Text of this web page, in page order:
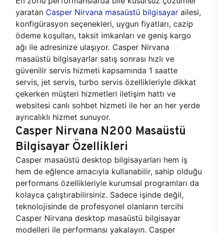
yaratan Casper Nirvana masaüstü bilgisayar ailesi,
konfigürasyon seçenekleri, uygun fiyatları, cazip
ödeme koşulları, taksit imkanları ve geniş kargo
ağı ile adresinize ulaşıyor. Casper Nirvana
masaüstü bilgisayarlar satış sonrası hızlı ve
güvenilir servis hizmeti kapsamında 1 saatte
servis, jet servis, turbo servis özellikleriyle dikkat
çekerken müşteri hizmetleri iletişim hattı ve
websitesi canlı sohbet hizmeti ile her an her yerde
ayrıcalıklı hizmet sunuyor.
Casper Nirvana N200 Masaüstü
Bilgisayar Özellikleri
Casper masaüstü desktop bilgisayarları hem iş
hem de eğlence amacıyla kullanabilir, sahip olduğu
performans özellikleriyle kurumsal programları da
kolayca çalıştırabilirsiniz. Sadece işinde değil,
teknolojisinde de profesyonel olanların tercihi
Casper Nirvana desktop masaüstü bilgisayar
modelleri ile performansı yakalayın. Casper